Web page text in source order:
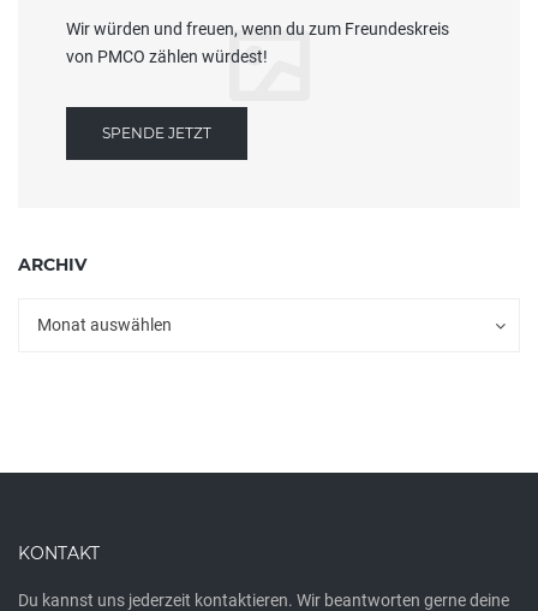
Wir würden und freuen, wenn du zum Freundeskreis
von PMCO zählen würdest!
SPENDE JETZT
ARCHIV
Monat auswählen
KONTAKT
Du kannst uns jederzeit kontaktieren. Wir beantworten gerne deine